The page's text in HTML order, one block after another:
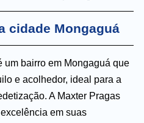
cidade Mongaguá
um bairro em Mongaguá que
e acolhedor, ideal para a
A Maxter Pragas
em suas